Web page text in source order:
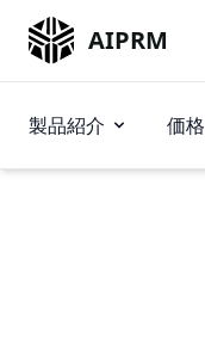
AIPRM
製品紹介 価格